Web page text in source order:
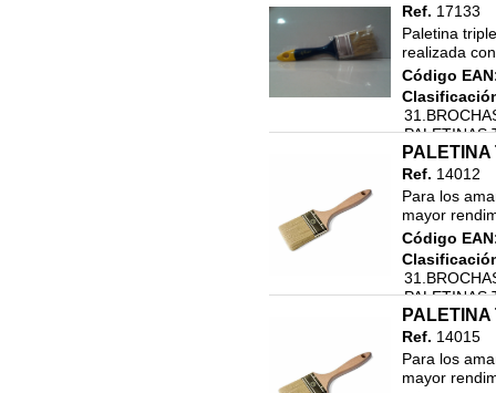
Ref. 17133
Paletina
realizada
Código
PALETINAS
Ref. 14012
Para los
mayor
Código
PALETINAS
Ref. 14015
Para los
mayor